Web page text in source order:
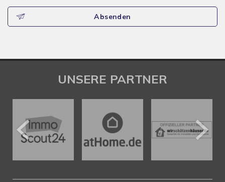
Absenden
UNSERE PARTNER